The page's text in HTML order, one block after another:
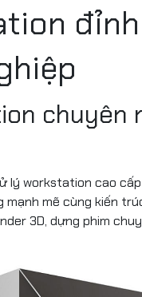
chuyên
lý workstation cao
mạnh mẽ cùng kiến
3D, dựng phim